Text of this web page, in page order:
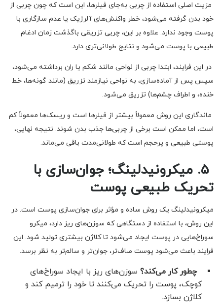
مزیت اصلی استفاده از چربی به‌جای فیلرها، این است که چون چربی از
خود بدن گرفته می‌شود، خطر واکنش‌های آلرژیک یا عدم سازگاری با
پوست وجود ندارد. علاوه بر این، چربی تزریقی باگذشت زمان ادغام
طبیعی با پوست می‌شود و نتایج طولانی‌تری دارد.
در این فرایند، ابتدا چربی از نواحی مانند شکم یا ران برداشته می‌شود،
سپس پس از آماده‌سازی، به نواحی نیازمند تزریق (مانند گونه‌ها، خط
خنده، و اطراف چشم‌ها) تزریق می‌شود.
ماندگاری این روش معمولاً بیشتر از فیلرها است و ریسک‌ها معمولاً کم
است، اما ممکن است برخی از چربی‌ها جذب بدن شوند. نتیجه نهایی،
پوستی طبیعی و پرحجم است که طولانی‌مدت باقی می‌ماند.
۵. میکرونیدلینگ؛ جوان‌سازی با
تحریک طبیعی پوست
میکرونیدلینگ یک روش ساده و مؤثر برای جوان‌سازی پوست است. در
این روش، با استفاده از دستگاهی که سوزن‌های ریز دارد، میکرو
سوراخ‌هایی در پوست ایجاد می‌شود تا کلاژن بیشتری تولید شود. این
فرایند باعث می‌شود پوست صاف‌تر، جوان‌تر و سالم‌تر به نظر برسد.
چطور کار می‌کند؟ سوزن‌های ریز با ایجاد سوراخ‌های
کوچک، پوست را تحریک می‌کنند تا خود را ترمیم کند و
کلاژن بسازد.